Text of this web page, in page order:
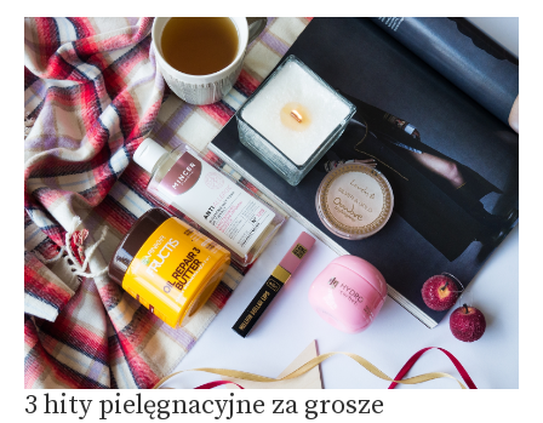
3 hity pielęgnacyjne za grosze